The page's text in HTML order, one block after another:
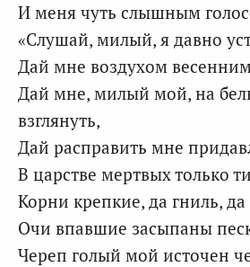
И меня чуть слышным
«Слушай, милый, я давно
Дай мне воздухом
Дай мне, милый мой, на
взглянуть,
Дай расправить мне
В царстве мертвых только
Корни крепкие, да гниль,
Очи впавшие засыпаны
Череп голый мой источен